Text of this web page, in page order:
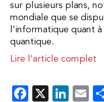
sur plusieurs plans,
mondiale que se
l’informatique quant
quantique.
Lire l’article complet
Facebook
X